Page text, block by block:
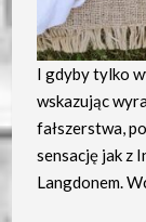
I gdyby tylko
wskazując
fałszerstwa,
sensację jak z
Langdonem.